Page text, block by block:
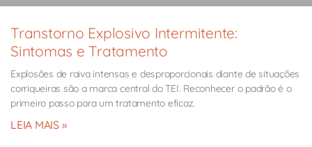
Transtorno Explosivo Intermitente:
Sintomas e Tratamento
Explosões de raiva intensas e desproporcionais diante de situações
corriqueiras são a marca central do TEI. Reconhecer o padrão é o
primeiro passo para um tratamento eficaz.
LEIA MAIS »